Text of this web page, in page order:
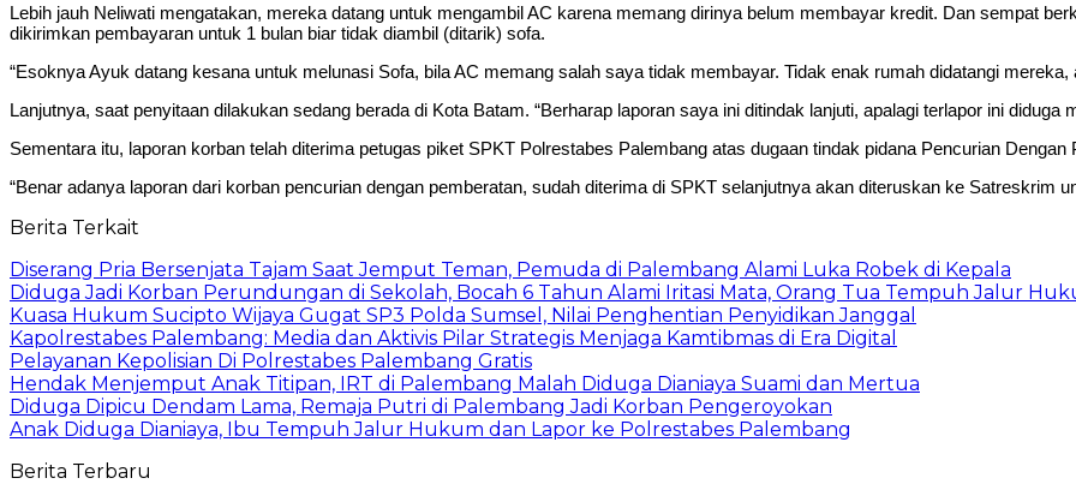
Lebih jauh Neliwati mengatakan, mereka datang untuk mengambil AC karena memang dirinya belum membayar kredit. Dan sempat
dikirimkan pembayaran untuk 1 bulan biar tidak diambil (ditarik) sofa.
“Esoknya Ayuk datang kesana untuk melunasi Sofa, bila AC memang salah saya tidak membayar. Tidak enak rumah didatangi
Lanjutnya, saat penyitaan dilakukan sedang berada di Kota Batam. “Berharap laporan saya ini ditindak lanjuti, apalagi terlapor ini
Sementara itu, laporan korban telah diterima petugas piket SPKT Polrestabes Palembang atas dugaan tindak pidana Pencurian
“Benar adanya laporan dari korban pencurian dengan pemberatan, sudah diterima di SPKT selanjutnya akan diteruskan ke Satreskrim
Berita Terkait
Diserang Pria Bersenjata Tajam Saat Jemput Teman, Pemuda di Palembang Alami Luka Robek di Kepala
Diduga Jadi Korban Perundungan di Sekolah, Bocah 6 Tahun Alami Iritasi Mata, Orang Tua Tempuh Jalur
Kuasa Hukum Sucipto Wijaya Gugat SP3 Polda Sumsel, Nilai Penghentian Penyidikan Janggal
Kapolrestabes Palembang: Media dan Aktivis Pilar Strategis Menjaga Kamtibmas di Era Digital
Pelayanan Kepolisian Di Polrestabes Palembang Gratis
Hendak Menjemput Anak Titipan, IRT di Palembang Malah Diduga Dianiaya Suami dan Mertua
Diduga Dipicu Dendam Lama, Remaja Putri di Palembang Jadi Korban Pengeroyokan
Anak Diduga Dianiaya, Ibu Tempuh Jalur Hukum dan Lapor ke Polrestabes Palembang
Berita Terbaru